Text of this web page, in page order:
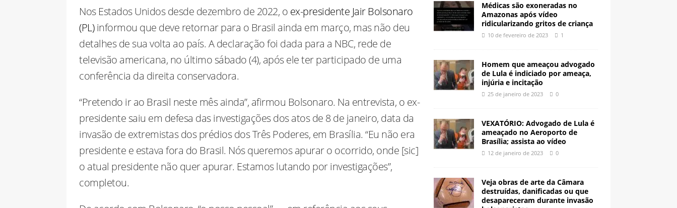
Nos Estados Unidos desde dezembro de 2022, o ex-presidente Jair Bolsonaro
(PL)informou que deve retornar para o Brasil ainda em março, mas não deu
detalhes de sua volta ao país. A declaração foi dada para a NBC, rede de
televisão americana, no último sábado (4), após ele ter participado de uma
conferência da direita conservadora.
“Pretendo ir ao Brasil neste mês ainda”, afirmou Bolsonaro. Na entrevista, o ex-
presidente saiu em defesa das investigações dos atos de 8 de janeiro, data da
invasão de extremistas dos prédios dos Três Poderes, em Brasília. “Eu não era
presidente e estava fora do Brasil. Nós queremos apurar o ocorrido, onde [sic]
o atual presidente não quer apurar. Estamos lutando por investigações”,
completou.
Médicas são exoneradas no
Amazonas após vídeo
ridicularizando gritos de criança
10 de fevereiro de 2023 1
Homem que ameaçou advogado
de Lula é indiciado por ameaça,
injúria e incitação
25 de janeiro de 2023 0
VEXATÓRIO: Advogado de Lula é
ameaçado no Aeroporto de
Brasília; assista ao vídeo
12 de janeiro de 2023 0
Veja obras de arte da Câmara
destruídas, danificadas ou que
desapareceram durante invasão